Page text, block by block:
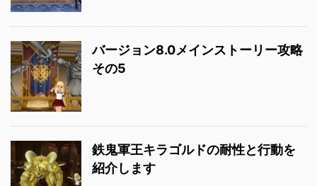
バージョン8.0メインストーリー攻略
その5
鉄鬼軍王キラゴルドの耐性と行動を
紹介します